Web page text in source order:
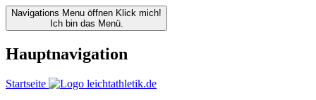
Navigations Menu öffnen Klick mich!
Ich bin das Menü.
Hauptnavigation
Startseite